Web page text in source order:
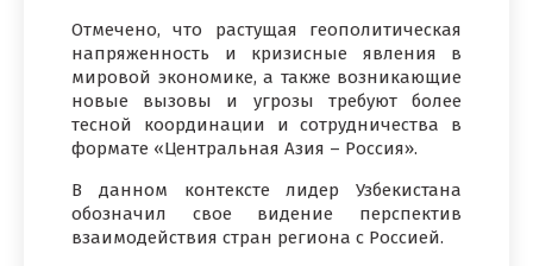
Отмечено, что растущая геополитическая
напряженность и кризисные явления в
мировой экономике, а также возникающие
новые вызовы и угрозы требуют более
тесной координации и сотрудничества в
формате «Центральная Азия – Россия».
В данном контексте лидер Узбекистана
обозначил свое видение перспектив
взаимодействия стран региона с Россией.